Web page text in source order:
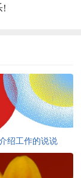
!
绍工作的说说